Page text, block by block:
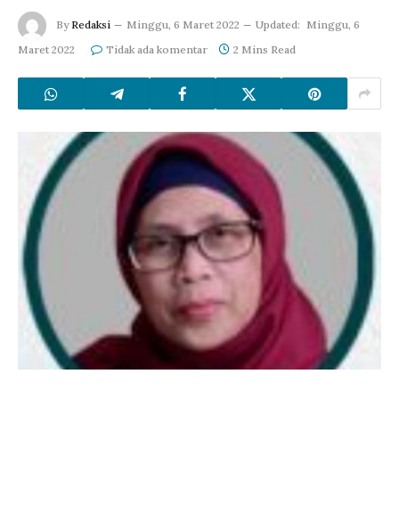
By Redaksi Minggu, 6 Maret 2022 Updated: Minggu, 6
Maret 2022
Tidak ada komentar 2 Mins Read